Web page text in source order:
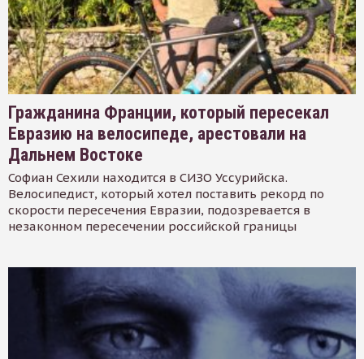
Гражданина Франции, который пересекал
Евразию на велосипеде, арестовали на
Дальнем Востоке
Софиан Сехили находится в СИЗО Уссурийска.
Велосипедист, который хотел поставить рекорд по
скорости пересечения Евразии, подозревается в
незаконном пересечении российской границы